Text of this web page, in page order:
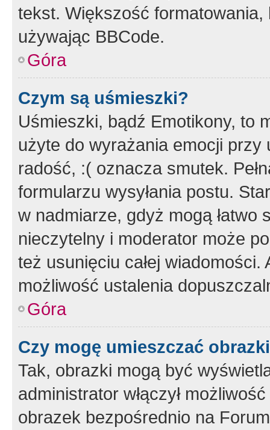
tekst. Większość
używając BBCode.
Góra
Czym są uśmieszki?
Uśmieszki, bądź Emotikony, to
użyte do wyrażania emocji
radość, :( oznacza smutek.
formularzu wysyłania postu.
w nadmiarze, gdyż mogą
nieczytelny i moderator może
też usunięciu całej
możliwość ustalenia
Góra
Czy mogę umieszczać
Tak, obrazki mogą być
administrator włączył
obrazek bezpośrednio na